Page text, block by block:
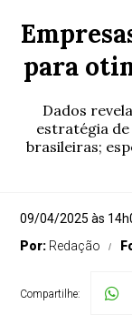
para
Dados
estratégia
brasileiras;
09/04/2025 às
Por: Redação
Compartilhe: